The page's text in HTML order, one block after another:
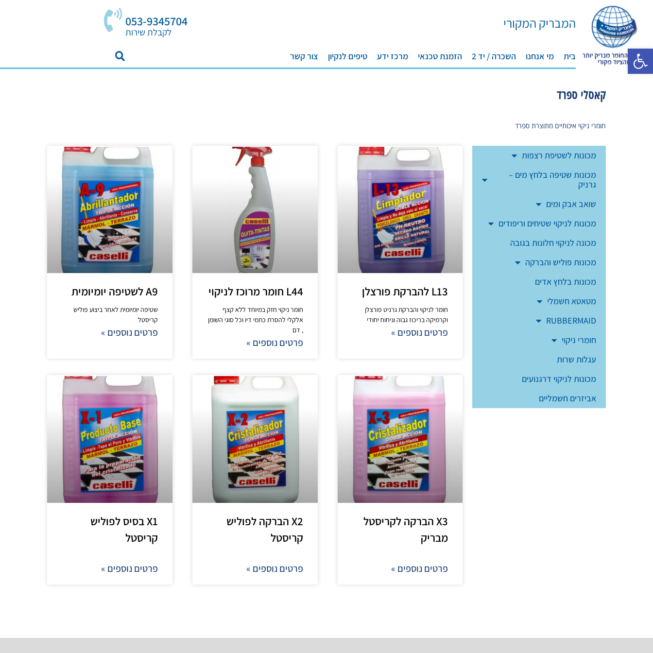
פתח סרגל נגישות
המבריק המקורי 053-9345704
לקבלת שירות
בית מי אנחנו השכרה / יד 2 הזמנת טכנאי מרכז ידע טיפים לנקיון צור קשר
קאסלי ספרד
חומרי ניקוי איכותיים מתוצרת ספרד
מכונות לשטיפת רצפות
מכונות שטיפה בלחץ מים –
גרניק
שואב אבק ומים
מכונות לניקוי שטיחים וריפודים
מכונה לניקוי חלונות בגובה
מכונות פוליש והברקה
מכונות בלחץ אדים
מטאטא חשמלי
RUBBERMAID
חומרי ניקוי
עגלות שרות
מכונות לניקוי דרגנועים
אביזרים חשמליים
L13 להברקת פורצלן
חומר לניקוי והברקת גרניט פורצלן
וקרמיקה בריכוז גבוה וניחוח יחודי
פרטים נוספים »
L44 חומר מרוכז לניקוי
חומר ניקוי חזק במיוחד ללא קצף
אלקלי להסרת כתמי דיו וכל סוגי השומן
, דם
פרטים נוספים »
A9 לשטיפה יומיומית
שטיפה יומיומית לאחר ביצוע פוליש
קריסטל
פרטים נוספים »
X3 הברקה לקריסטל
מבריק
פרטים נוספים »
X2 הברקה לפוליש
קריסטל
פרטים נוספים »
X1 בסיס לפוליש
קריסטל
פרטים נוספים »